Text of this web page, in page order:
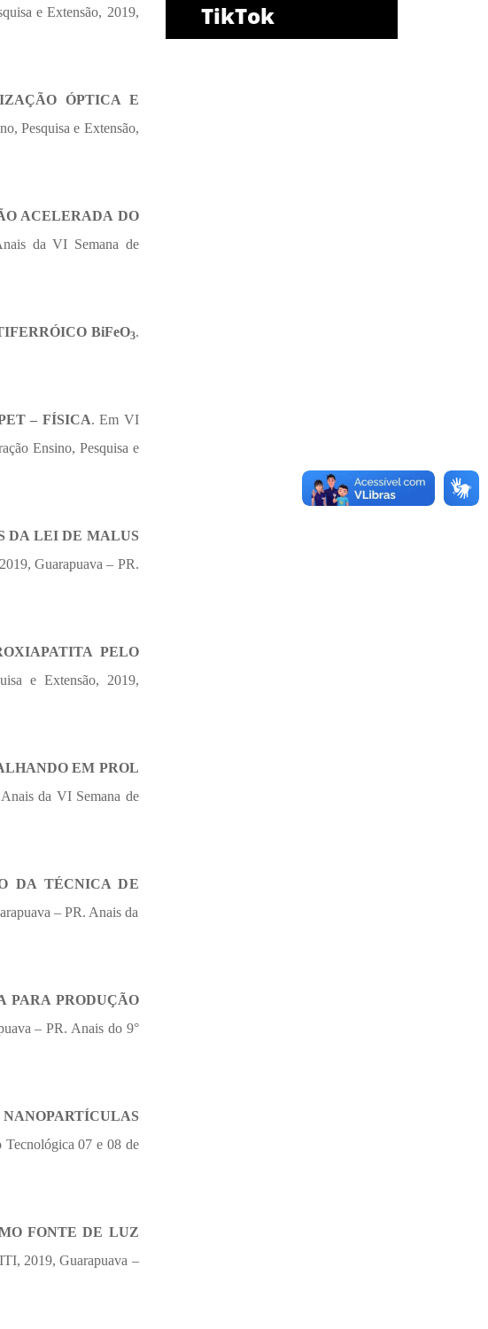
e Extensão, 2019,
ÓPTICA E
Pesquisa e Extensão,
ACELERADA DO
da VI Semana de
BiFeO3.
– FÍSICA. Em VI
Ensino, Pesquisa e
DA LEI DE MALUS
Guarapuava – PR.
PELO
e Extensão, 2019,
EM PROL
da VI Semana de
DA TÉCNICA DE
– PR. Anais da
PARA PRODUÇÃO
– PR. Anais do 9°
07 e 08 de
FONTE DE LUZ
2019, Guarapuava –
TikTok